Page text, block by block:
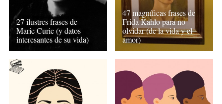
27 ilustres frases de
Marie Curie (y datos
interesantes de su vida)
47 magníficas frases de
Frida Kahlo para no
olvidar (de la vida y el
amor)